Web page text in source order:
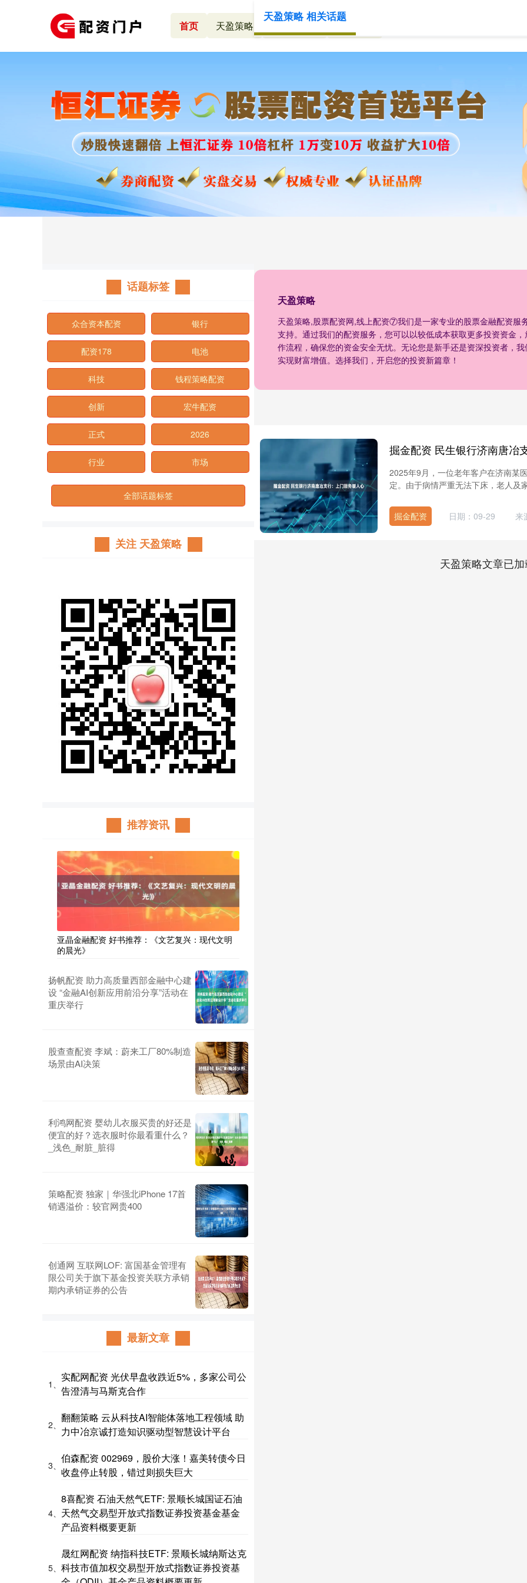
首页 天盈策略 股票配资网 线上配资
天盈策略
天盈策略,股票配资网,线上配资⑦我们是一家专业的股票金融配资服
支持。通过我们的配资服务，您可以以较低成本获取更多投资资金
作流程，确保您的资金安全无忧。无论您是新手还是资深投资者，
实现财富增值。选择我们，开启您的投资新篇章！
天盈策略 相关话题
掘金配资 民生银行济南唐冶
2025年9月，一位老年客户在济南某
定。由于病情严重无法下床，老人及
掘金配资 日期：09-29 来
天盈策略文章已
话题标签
众合资本配资 银行
配资178 电池
科技 钱程策略配资
创新 宏牛配资
正式 2026
行业 市场
全部话题标签
关注 天盈策略
推荐资讯
亚晶金融配资 好书推荐：《文艺复兴：现代文明
的晨光》
扬帆配资 助力高质量西部金融中心建
设 “金融AI创新应用前沿分享”活动在
重庆举行
股查查配资 李斌：蔚来工厂80%制造
场景由AI决策
利鸿网配资 婴幼儿衣服买贵的好还是
便宜的好？选衣服时你最看重什么？
_浅色_耐脏_脏得
策略配资 独家｜华强北iPhone 17首
销遇溢价：较官网贵400
创通网 互联网LOF: 富国基金管理有
限公司关于旗下基金投资关联方承销
期内承销证券的公告
最新文章
1、
实配网配资 光伏早盘收跌近5%，多家公司公
告澄清与马斯克合作
2、
翻翻策略 云从科技AI智能体落地工程领域 助
力中冶京诚打造知识驱动型智慧设计平台
3、
伯森配资 002969，股价大涨！嘉美转债今日
收盘停止转股，错过则损失巨大
4、
8喜配资 石油天然气ETF: 景顺长城国证石油
天然气交易型开放式指数证券投资基金基金
产品资料概要更新
5、
晟红网配资 纳指科技ETF: 景顺长城纳斯达克
科技市值加权交易型开放式指数证券投资基